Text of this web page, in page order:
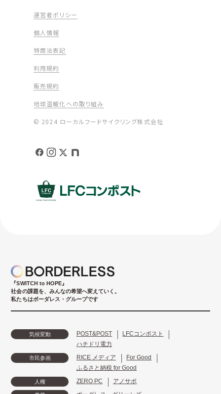
© 2024 ローカルフードサイクリング株式会社
運営者ポリシー
個人情報
特商法表記
利用規約
販売規約
地球温暖化への取り組み
『SWITCH to HOPE』
社会の課題を、みんなの希望へ変えていく。
私たちはボーダレス・グループです
気候変動 POST&POST
LFCコンポスト
ハチドリ電力
市民参画 RICE メディア
For Good
ふるさと納税 for Good
人権 ZERO PC アノサポ